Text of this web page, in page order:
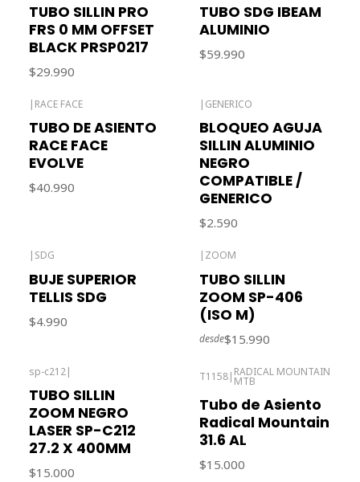
TUBO SILLIN PRO
FRS 0 MM OFFSET
BLACK PRSP0217
$29.990
TUBO SDG IBEAM
ALUMINIO
$59.990
| RACE FACE
TUBO DE ASIENTO
RACE FACE
EVOLVE
$40.990
| GENERICO
BLOQUEO AGUJA
SILLIN ALUMINIO
NEGRO
COMPATIBLE /
GENERICO
$2.590
| SDG
BUJE SUPERIOR
TELLIS SDG
$4.990
| ZOOM
TUBO SILLIN
ZOOM SP-406
(ISO M)
desde$15.990
sp-c212|
TUBO SILLIN
ZOOM NEGRO
LASER SP-C212
27.2 X 400MM
$15.000
Agotado
T1158| RADICAL MOUNTAIN
MTB
Tubo de Asiento
Radical Mountain
31.6 AL
$15.000